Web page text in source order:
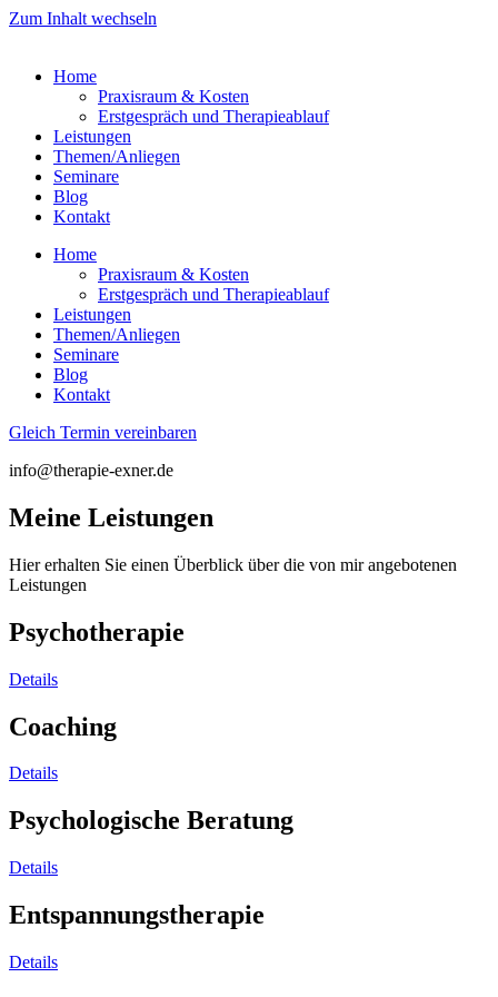
Zum Inhalt wechseln
Home
Praxisraum & Kosten
Erstgespräch und Therapieablauf
Leistungen
Themen/Anliegen
Seminare
Blog
Kontakt
Home
Praxisraum & Kosten
Erstgespräch und Therapieablauf
Leistungen
Themen/Anliegen
Seminare
Blog
Kontakt
Gleich Termin vereinbaren
info@therapie-exner.de
Meine Leistungen
Hier erhalten Sie einen Überblick über die von mir angebotenen
Leistungen
Psychotherapie
Details
Coaching
Details
Psychologische Beratung
Details
Entspannungstherapie
Details